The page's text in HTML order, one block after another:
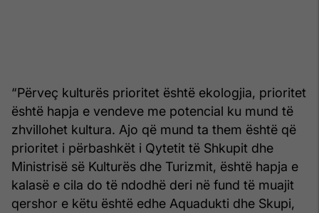
“Përveç kulturës prioritet është ekologjia, prioritet
është hapja e vendeve me potencial ku mund të
zhvillohet kultura. Ajo që mund ta them është që
prioritet i përbashkët i Qytetit të Shkupit dhe
Ministrisë së Kulturës dhe Turizmit, është hapja e
kalasë e cila do të ndodhë deri në fund të muajit
qershor e këtu është edhe Aquadukti dhe Skupi,